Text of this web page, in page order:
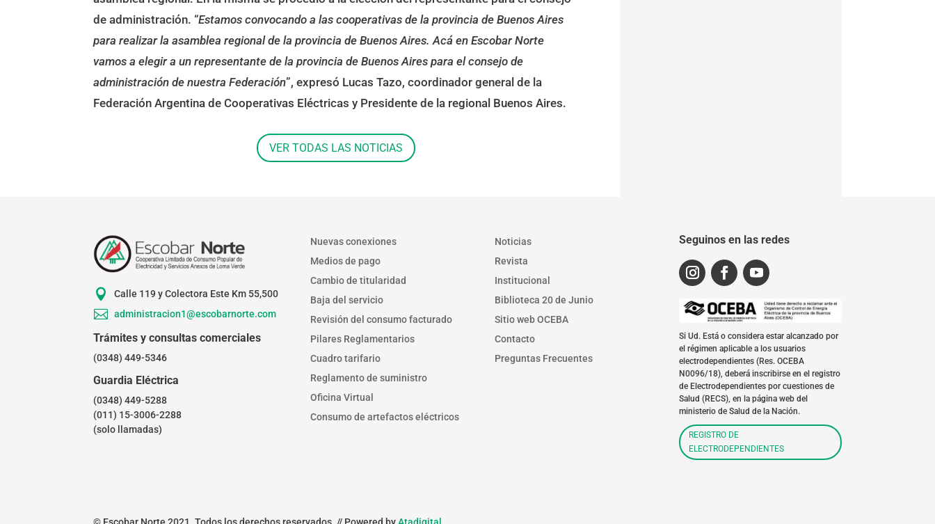
de administración. “Estamos convocando a las cooperativas de la provincia de Buenos Aires
para realizar la asamblea regional de la provincia de Buenos Aires. Acá en Escobar Norte
vamos a elegir a un representante de la provincia de Buenos Aires para el consejo de
administración de nuestra Federación”, expresó Lucas Tazo, coordinador general de la
Federación Argentina de Cooperativas Eléctricas y Presidente de la regional Buenos Aires.
VER TODAS LAS NOTICIAS
 Calle 119 y Colectora Este Km 55,500
 administracion1@escobarnorte.com
Trámites y consultas comerciales
(0348) 449-5346
Guardia Eléctrica
(0348) 449-5288
(011) 15-3006-2288
(solo llamadas)
Nuevas conexiones
Medios de pago
Cambio de titularidad
Baja del servicio
Revisión del consumo facturado
Pilares Reglamentarios
Cuadro tarifario
Reglamento de suministro
Oficina Virtual
Consumo de artefactos eléctricos
Noticias
Revista
Institucional
Biblioteca 20 de Junio
Sitio web OCEBA
Contacto
Preguntas Frecuentes
Seguinos en las redes
Si Ud. Está o considera estar alcanzado por
el régimen aplicable a los usuarios
electrodependientes (Res. OCEBA
N0096/18), deberá inscribirse en el registro
de Electrodependientes por cuestiones de
Salud (RECS), en la página web del
ministerio de Salud de la Nación.
REGISTRO DE
ELECTRODEPENDIENTES
© Escobar Norte 2021. Todos los derechos reservados. // Powered by Atadigital